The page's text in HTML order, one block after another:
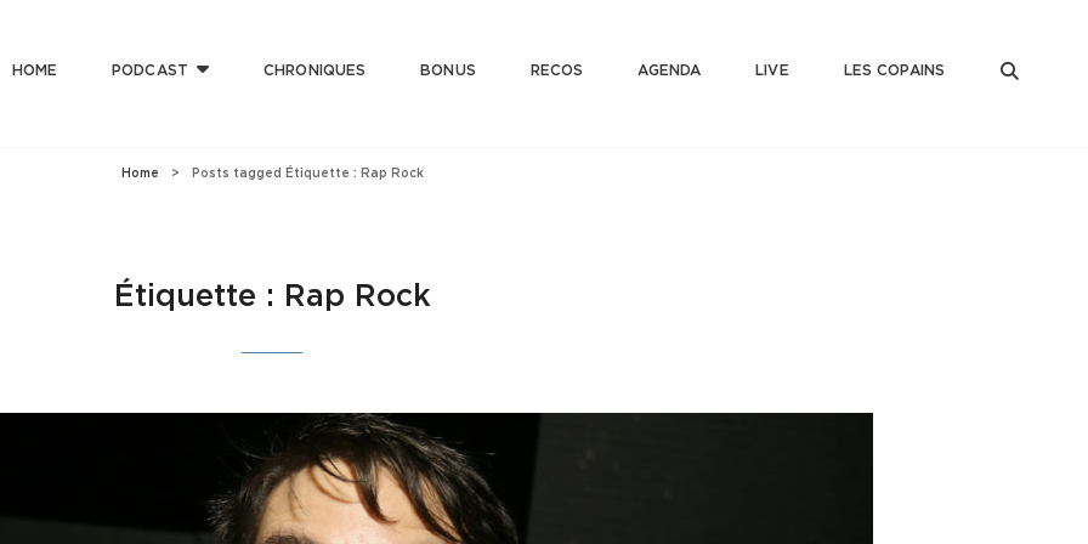
HOME PODCAST CHRONIQUES BONUS RECOS AGENDA LIVE LES COPAINS
Home > Posts tagged Étiquette : Rap Rock
Étiquette : Rap Rock